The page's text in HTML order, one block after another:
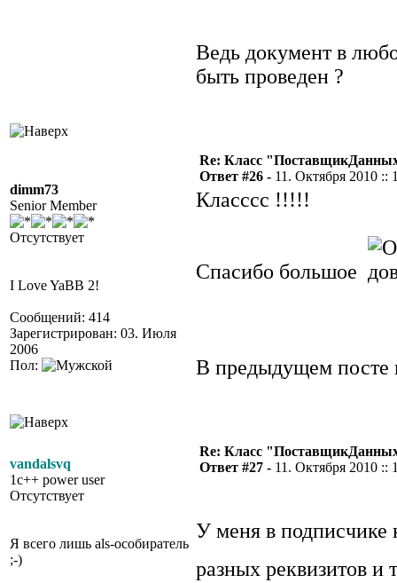
Ведь документ в
быть проведен ?
dimm73
Senior Member
Отсутствует
I Love YaBB 2!
Сообщений: 414
Зарегистрирован: 03. Июля
2006
Пол:
Re: Класс
Ответ #26 - 11. Октября 2010 ::
Класссс !!!!!
Спасибо большое
В предыдущем посте
vandalsvq
1c++ power user
Отсутствует
Я всего лишь als-особиратель
;-)
Re: Класс
Ответ #27 - 11. Октября 2010 ::
У меня в подписчике
разных реквизитов и